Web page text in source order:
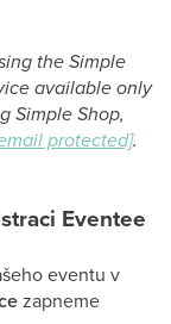
the Simple
available only
Simple Shop,
protected].
Eventee
eventu v
zapneme